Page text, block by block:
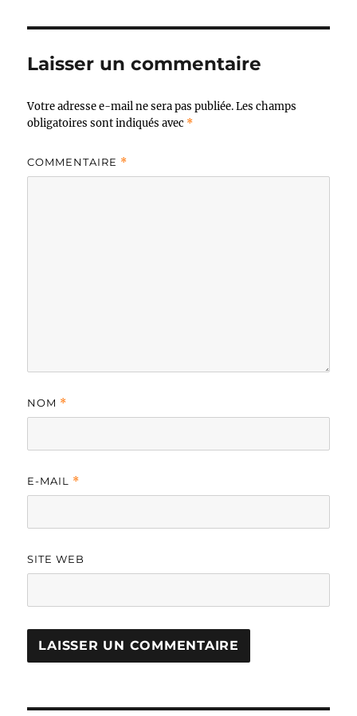
Laisser un commentaire
Votre adresse e-mail ne sera pas publiée. Les champs
obligatoires sont indiqués avec *
COMMENTAIRE *
NOM *
E-MAIL *
SITE WEB